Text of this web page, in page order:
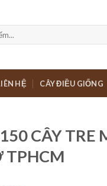
HỆ CÂY ĐIỀU GIỐNG
CÂY TRE
TPHCM